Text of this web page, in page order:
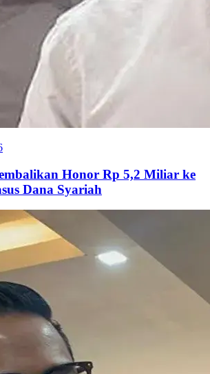
Honor Rp 5,2 Miliar ke
Dana Syariah